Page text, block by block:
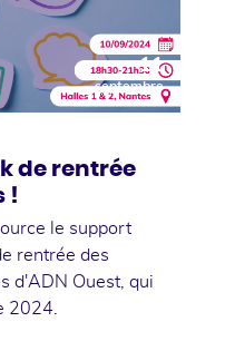
11
septembre
de rentrée
!
le support
rentrée des
d'ADN Ouest, qui
2024.